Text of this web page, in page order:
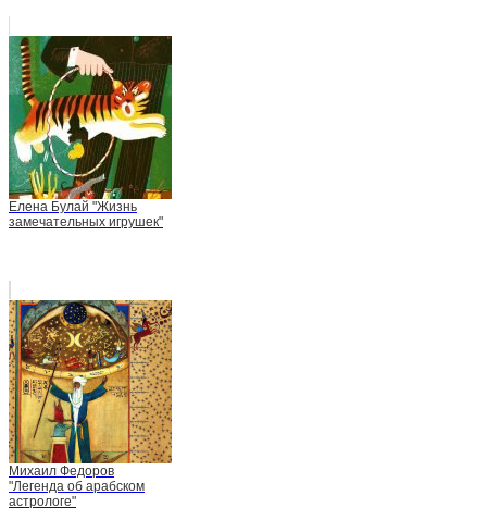
Елена Булай "Жизнь
замечательных игрушек"
Михаил Федоров
"Легенда об арабском
астрологе"